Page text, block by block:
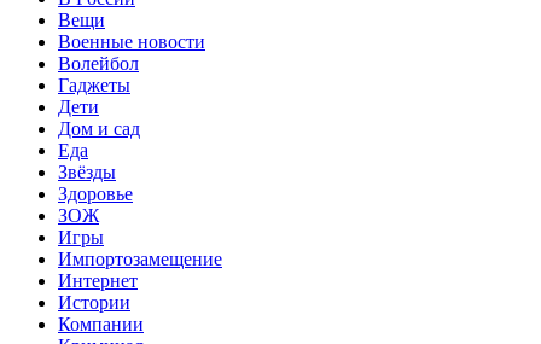
Вещи
Военные новости
Волейбол
Гаджеты
Дети
Дом и сад
Еда
Звёзды
Здоровье
ЗОЖ
Игры
Импортозамещение
Интернет
Истории
Компании